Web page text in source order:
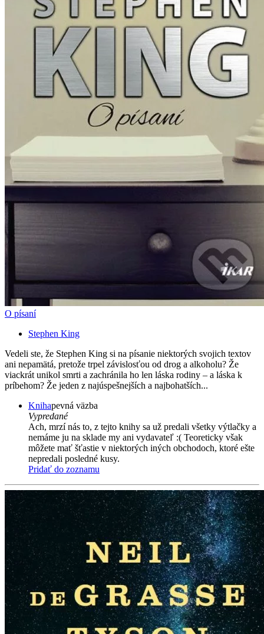
O písaní
Stephen King
Vedeli ste, že Stephen King si na písanie niektorých svojich textov
ani nepamätá, pretože trpel závislosťou od drog a alkoholu? Že
viackrát unikol smrti a zachránila ho len láska rodiny – a láska k
príbehom? Že jeden z najúspešnejších a najbohatších...
Knihapevná väzba
Vypredané
Ach, mrzí nás to, z tejto knihy sa už predali všetky výtlačky a
nemáme ju na sklade my ani vydavateľ :( Teoreticky však
môžete mať šťastie v niektorých iných obchodoch, ktoré ešte
nepredali posledné kusy.
Pridať do zoznamu